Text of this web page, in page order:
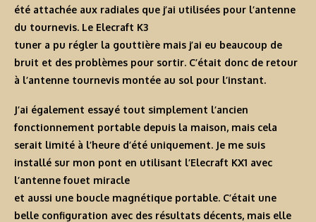
été attachée aux radiales que j’ai utilisées pour l’antenne
du tournevis. Le Elecraft K3
tuner a pu régler la gouttière mais j’ai eu beaucoup de
bruit et des problèmes pour sortir. C’était donc de retour
à l’antenne tournevis montée au sol pour l’instant.
J’ai également essayé tout simplement l’ancien
fonctionnement portable depuis la maison, mais cela
serait limité à l’heure d’été uniquement. Je me suis
installé sur mon pont en utilisant l’Elecraft KX1 avec
l’antenne fouet miracle
et aussi une boucle magnétique portable. C’était une
belle configuration avec des résultats décents, mais elle